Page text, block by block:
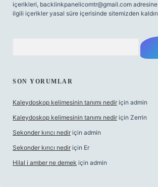
içerikleri, backlinkpanelicomtr@gmail.com
ilgili içerikler yasal süre içerisinde sitemizden
SON YORUMLAR
Kaleydoskop kelimesinin tanımı nedir için admin
Kaleydoskop kelimesinin tanımı nedir için Zerrin
Sekonder kırıcı nedir için admin
Sekonder kırıcı nedir için Er
Hilal i amber ne demek için admin